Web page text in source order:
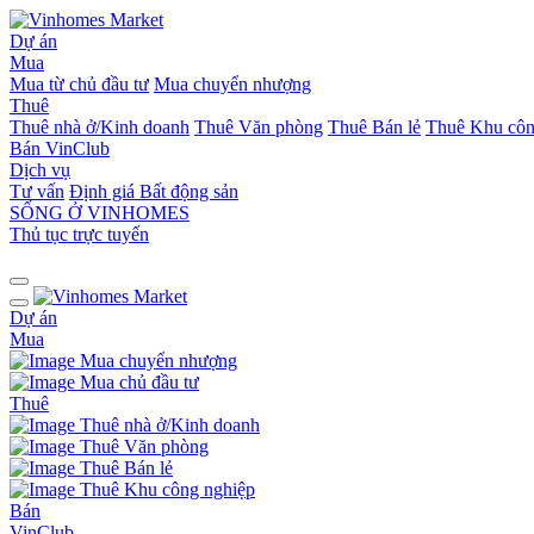
Dự án
Mua
Mua từ chủ đầu tư Mua chuyển nhượng
Thuê
Thuê nhà ở/Kinh doanh Thuê Văn phòng Thuê Bán lẻ Thuê Khu
Bán VinClub
Dịch vụ
Tư vấn Định giá Bất động sản
SỐNG Ở VINHOMES
Thủ tục trực tuyến
Dự án
Mua
Mua chuyển nhượng
Mua chủ đầu tư
Thuê
Thuê nhà ở/Kinh doanh
Thuê Văn phòng
Thuê Bán lẻ
Thuê Khu công nghiệp
Bán